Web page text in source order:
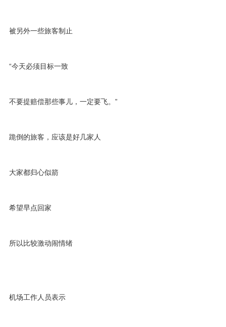
被另外一些旅客制止
“今天必须目标一致
不要提赔偿那些事儿，一定要飞。”
跪倒的旅客，应该是好几家人
大家都归心似箭
希望早点回家
所以比较激动闹情绪
机场工作人员表示